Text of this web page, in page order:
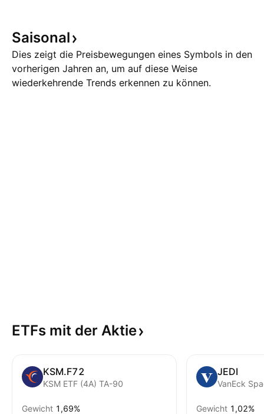
Saisonal
Dies zeigt die Preisbewegungen eines Symbols in den
vorherigen Jahren an, um auf diese Weise
wiederkehrende Trends erkennen zu können.
ETFs mit der Aktie
KSM.F72
KSM ETF (4A) TA-90
Gewicht 1,69%
JEDI
Gewicht 1,02%